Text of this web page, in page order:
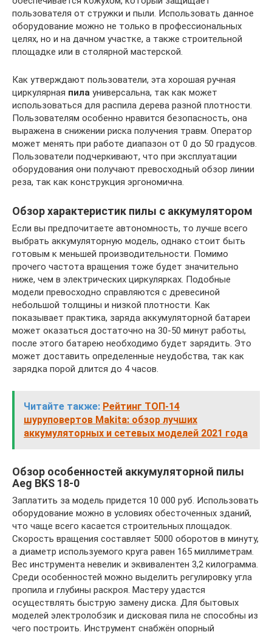
пользователя от стружки и пыли. Использовать данное
оборудование можно не только в профессиональных
целях, но и на дачном участке, а также строительной
площадке или в столярной мастерской.
Как утверждают пользователи, эта хорошая ручная
циркулярная пила универсальна, так как может
использоваться для распила дерева разной плотности.
Пользователям особенно нравится безопасность, она
выражена в снижении риска получения травм. Оператор
может менять при работе диапазон от 0 до 50 градусов.
Пользователи подчеркивают, что при эксплуатации
оборудования они получают превосходный обзор линии
реза, так как конструкция эргономична.
Обзор характеристик пилы с аккумулятором
Если вы предпочитаете автономность, то лучше всего
выбрать аккумуляторную модель, однако стоит быть
готовым к меньшей производительности. Помимо
прочего частота вращения тоже будет значительно
ниже, чем в электрических циркулярках. Подобные
модели превосходно справляются с древесиной
небольшой толщины и низкой плотности. Как
показывает практика, заряда аккумуляторной батареи
может оказаться достаточно на 30-50 минут работы,
после этого батарею необходимо будет зарядить. Это
может доставить определенные неудобства, так как
зарядка порой длится до 4 часов.
Читайте также: Рейтинг ТОП-14
шуруповертов Makita: обзор лучших
аккумуляторных и сетевых моделей 2021 года
Обзор особенностей аккумуляторной пилы
Aeg BKS 18-0
Заплатить за модель придется 10 000 руб. Использовать
оборудование можно в условиях обесточенных зданий,
что чаще всего касается строительных площадок.
Скорость вращения составляет 5000 оборотов в минуту,
а диаметр используемого круга равен 165 миллиметрам.
Вес инструмента невелик и эквивалентен 3,2 килограмма.
Среди особенностей можно выделить регулировку угла
пропила и глубины раскроя. Мастеру удастся
осуществлять быструю замену диска. Для бытовых
моделей электролобзик и дисковая пила не способны из
чего построить. Инструмент снабжён опорный